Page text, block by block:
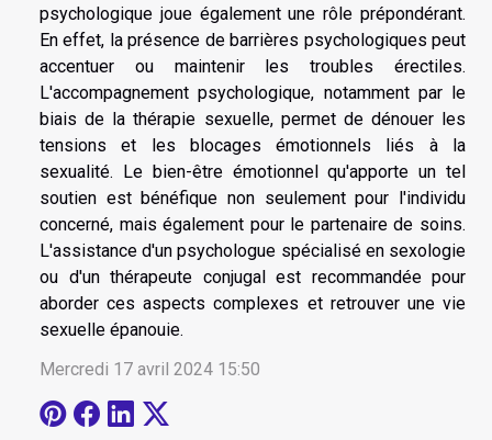
psychologique joue également une rôle prépondérant.
En effet, la présence de barrières psychologiques peut
accentuer ou maintenir les troubles érectiles.
L'accompagnement psychologique, notamment par le
biais de la thérapie sexuelle, permet de dénouer les
tensions et les blocages émotionnels liés à la
sexualité. Le bien-être émotionnel qu'apporte un tel
soutien est bénéfique non seulement pour l'individu
concerné, mais également pour le partenaire de soins.
L'assistance d'un psychologue spécialisé en sexologie
ou d'un thérapeute conjugal est recommandée pour
aborder ces aspects complexes et retrouver une vie
sexuelle épanouie.
Mercredi 17 avril 2024 15:50